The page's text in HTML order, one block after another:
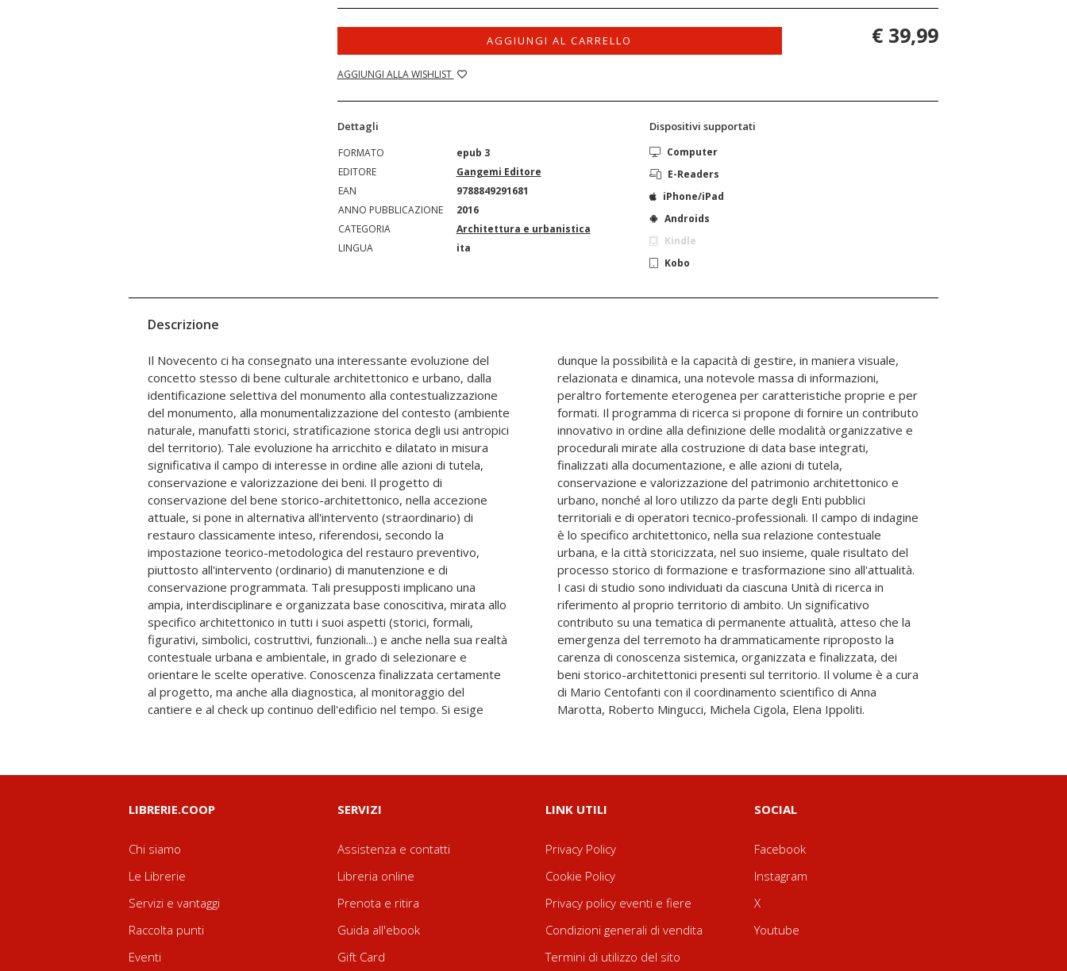
AGGIUNGI AL CARRELLO
AGGIUNGI ALLA WISHLIST
€ 39,99
Dettagli
FORMATO
epub 3
EDITORE
Gangemi Editore
EAN
9788849291681
ANNO PUBBLICAZIONE
2016
CATEGORIA
Architettura e urbanistica
LINGUA
ita
Dispositivi supportati
Computer
E-Readers
iPhone/iPad
Androids
Kindle
Kobo
Descrizione
Il Novecento ci ha consegnato una interessante evoluzione del
concetto stesso di bene culturale architettonico e urbano, dalla
identificazione selettiva del monumento alla contestualizzazione
del monumento, alla monumentalizzazione del contesto (ambiente
naturale, manufatti storici, stratificazione storica degli usi antropici
del territorio). Tale evoluzione ha arricchito e dilatato in misura
significativa il campo di interesse in ordine alle azioni di tutela,
conservazione e valorizzazione dei beni. Il progetto di
conservazione del bene storico-architettonico, nella accezione
attuale, si pone in alternativa all'intervento (straordinario) di
restauro classicamente inteso, riferendosi, secondo la
impostazione teorico-metodologica del restauro preventivo,
piuttosto all'intervento (ordinario) di manutenzione e di
conservazione programmata. Tali presupposti implicano una
ampia, interdisciplinare e organizzata base conoscitiva, mirata allo
specifico architettonico in tutti i suoi aspetti (storici, formali,
figurativi, simbolici, costruttivi, funzionali...) e anche nella sua realtà
contestuale urbana e ambientale, in grado di selezionare e
orientare le scelte operative. Conoscenza finalizzata certamente
al progetto, ma anche alla diagnostica, al monitoraggio del
cantiere e al check up continuo dell'edificio nel tempo. Si esige
dunque la possibilità e la capacità di gestire, in maniera visuale,
relazionata e dinamica, una notevole massa di informazioni,
peraltro fortemente eterogenea per caratteristiche proprie e per
formati. Il programma di ricerca si propone di fornire un contributo
innovativo in ordine alla definizione delle modalità organizzative e
procedurali mirate alla costruzione di data base integrati,
finalizzati alla documentazione, e alle azioni di tutela,
conservazione e valorizzazione del patrimonio architettonico e
urbano, nonché al loro utilizzo da parte degli Enti pubblici
territoriali e di operatori tecnico-professionali. Il campo di indagine
è lo specifico architettonico, nella sua relazione contestuale
urbana, e la città storicizzata, nel suo insieme, quale risultato del
processo storico di formazione e trasformazione sino all'attualità.
I casi di studio sono individuati da ciascuna Unità di ricerca in
riferimento al proprio territorio di ambito. Un significativo
contributo su una tematica di permanente attualità, atteso che la
emergenza del terremoto ha drammaticamente riproposto la
carenza di conoscenza sistemica, organizzata e finalizzata, dei
beni storico-architettonici presenti sul territorio. Il volume è a cura
di Mario Centofanti con il coordinamento scientifico di Anna
Marotta, Roberto Mingucci, Michela Cigola, Elena Ippoliti.
LIBRERIE.COOP
Chi siamo
Le Librerie
Servizi e vantaggi
Raccolta punti
Eventi
SERVIZI
Assistenza e contatti
Libreria online
Prenota e ritira
Guida all'ebook
Gift Card
LINK UTILI
Privacy Policy
Cookie Policy
Privacy policy eventi e fiere
Condizioni generali di vendita
Termini di utilizzo del sito
SOCIAL
Facebook
Instagram
X
Youtube